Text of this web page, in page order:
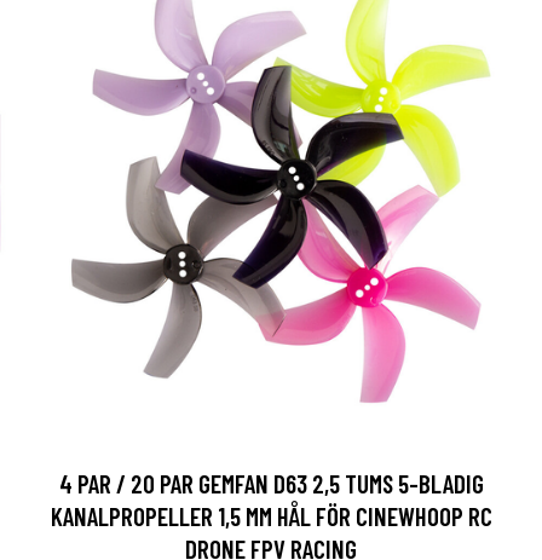
4 PAR / 20 PAR GEMFAN D63 2,5 TUMS 5-BLADIG
KANALPROPELLER 1,5 MM HÅL FÖR CINEWHOOP RC
DRONE FPV RACING